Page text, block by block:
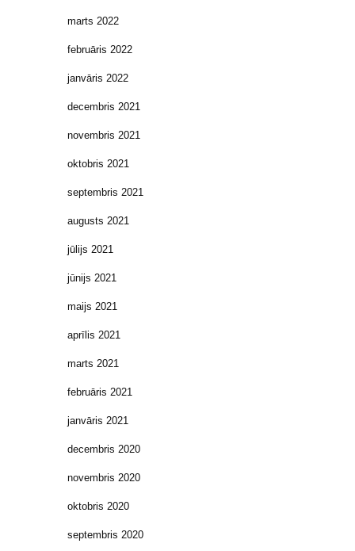
marts 2022
februāris 2022
janvāris 2022
decembris 2021
novembris 2021
oktobris 2021
septembris 2021
augusts 2021
jūlijs 2021
jūnijs 2021
maijs 2021
aprīlis 2021
marts 2021
februāris 2021
janvāris 2021
decembris 2020
novembris 2020
oktobris 2020
septembris 2020